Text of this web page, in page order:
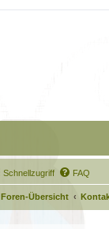
Schnellzugriff FAQ
Foren-Übersicht